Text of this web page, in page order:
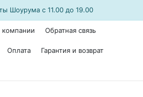
Шоурума с 11.00 до 19.00
Обратная связь
Оплата Гарантия и возврат